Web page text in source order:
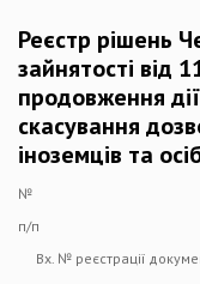
Реєстр рішень
зайнятості від
продовження
скасування
іноземців та
№
п/п
Вх. № реєстрації